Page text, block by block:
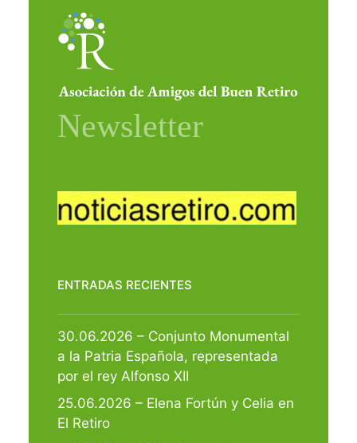
ENTRADAS RECIENTES
30.06.2026 – Conjunto Monumental
a la Patria Española, representada
por el rey Alfonso XII
25.06.2026 – Elena Fortún y Celia en
El Retiro